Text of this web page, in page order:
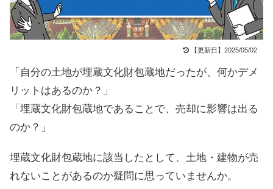
【更新日】2025/05/02
「自分の土地が埋蔵文化財包蔵地だったが、何かデメ
リットはあるのか？」
「埋蔵文化財包蔵地であることで、売却に影響は出る
のか？」
埋蔵文化財包蔵地に該当したとして、土地・建物が売
れないことがあるのか疑問に思っていませんか。